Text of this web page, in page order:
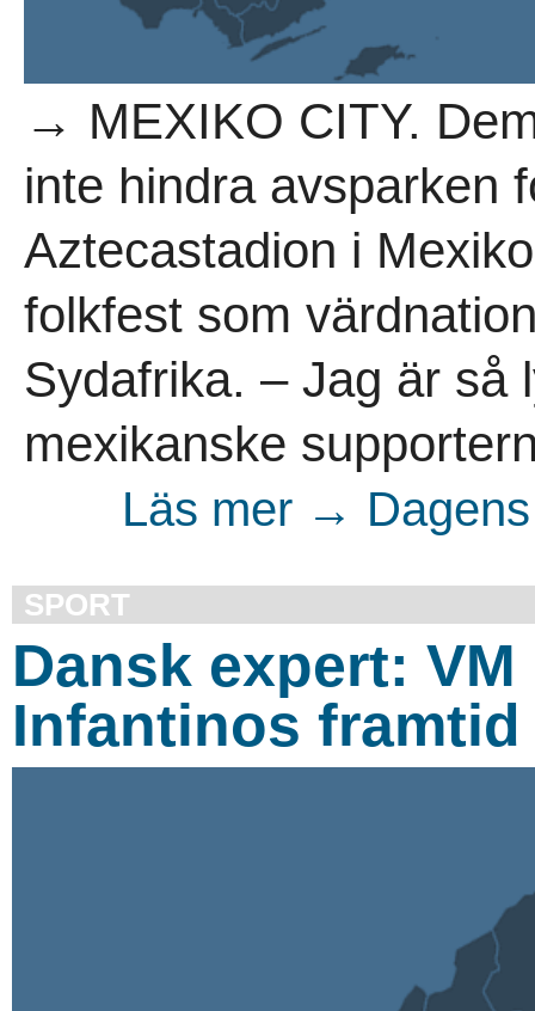
→ MEXIKO CITY.
inte hindra avsparken
Aztecastadion i
folkfest som
Sydafrika. – Jag är så
mexikanske
Läs mer →
SPORT
Dansk expert:
Infantinos framtid